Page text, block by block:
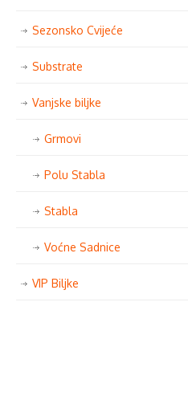
Sezonsko Cvijeće
Substrate
Vanjske biljke
Grmovi
Polu Stabla
Stabla
Voćne Sadnice
VIP Biljke